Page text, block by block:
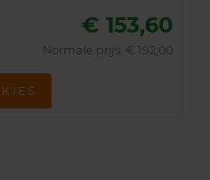
€ 153,60
Normale prijs: € 192,00
KIES